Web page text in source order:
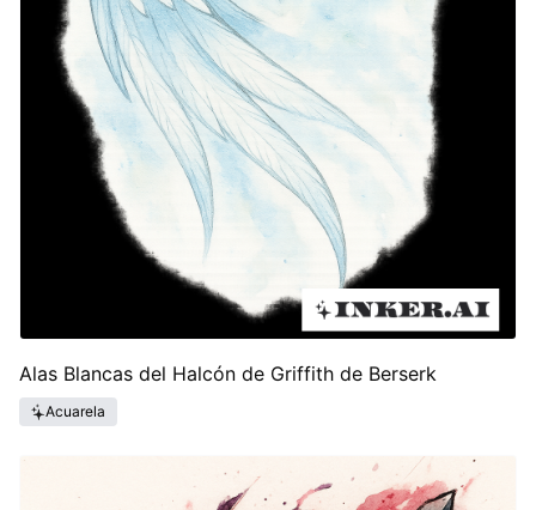
Alas Blancas del Halcón de Griffith de Berserk
Acuarela